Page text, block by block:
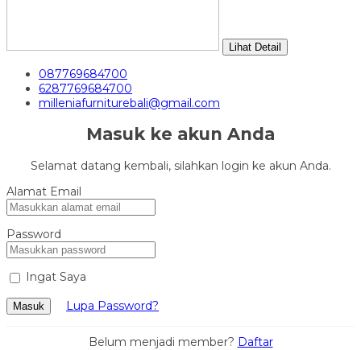
Lihat Detail
087769684700
6287769684700
milleniafurniturebali@gmail.com
Masuk ke akun Anda
Selamat datang kembali, silahkan login ke akun Anda.
Alamat Email
Password
Ingat Saya
Masuk Lupa Password?
Belum menjadi member? Daftar